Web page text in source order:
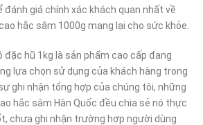
giá chính xác khách quan nhất về
hắc sâm 1000g mang lại cho sức khỏe.
đặc hũ 1kg là sản phẩm cao cấp đang
lựa chọn sử dụng của khách hàng trong
ghi nhận tổng hợp của chúng tôi, những
hắc sâm Hàn Quốc đều chia sẻ nó thực
chưa ghi nhận trường hợp người dùng